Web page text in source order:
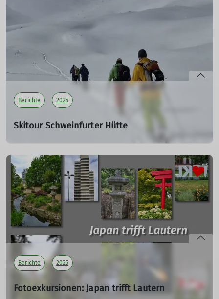
zur Reise nach Nepal. Zu Beginn wurde das
Kathmandutal besichtigt mit seinen Sehenswürdigkeiten
und Weltkulturerbestätten, wie z.B. Swoyambhunath,
mehr erfahren
Berichte 2025
Skitour Schweinfurter Hütte
Genusstouren rund um die Schweinfurter Hütte (12.–17.
März 2025)
Eine gelungene Skitourenwoche zwischen Ötztal und
Sellrain
Berichte 2025
Fotoexkursionen: Japan trifft Lautern